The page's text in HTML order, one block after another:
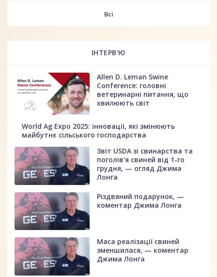
Всі
ІНТЕРВ'Ю
Allen D. Leman Swine
Conference: головні
ветеринарні питання, що
хвилюють світ
World Ag Expo 2025: інновації, які змінюють
майбутнє сільського господарства
Звіт USDA зі свинарства та
поголів'я свиней від 1-го
грудня, — огляд Джима
Лонга
Різдвяний подарунок, —
коментар Джима Лонга
Маса реалізації свиней
зменшилася, — коментар
Джима Лонга